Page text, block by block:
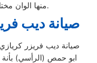
منها الوان مختلفة لتناسب كافة التصاميم.
صيانة ديب
ابو حمص (الرأسي) بأنة